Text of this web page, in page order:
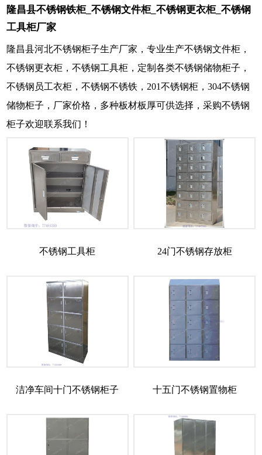
隆昌县不锈钢铁柜_不锈钢文件柜_不锈钢更衣柜_不锈钢
工具柜厂家
隆昌县河北不锈钢柜子生产厂家，专业生产不锈钢文件柜，
不锈钢更衣柜，不锈钢工具柜，定制各类不锈钢储物柜子，
不锈钢员工衣柜，不锈钢不锈铁，201不锈钢柜，304不锈钢
储物柜子，厂家价格，多种板材板厚可供选择，采购不锈钢
柜子欢迎联系我们！
不锈钢工具柜 24门不锈钢存放柜
洁净车间十门不锈钢柜子 十五门不锈钢置物柜